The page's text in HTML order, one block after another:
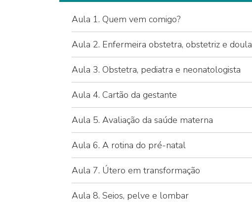
Aula 1. Quem vem comigo?
Aula 2. Enfermeira obstetra, obstetriz e doula
Aula 3. Obstetra, pediatra e neonatologista
Aula 4. Cartão da gestante
Aula 5. Avaliação da saúde materna
Aula 6. A rotina do pré-natal
Aula 7. Útero em transformação
Aula 8. Seios, pelve e lombar